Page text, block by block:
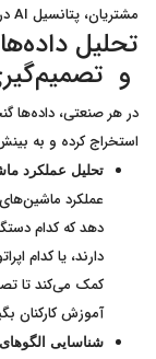
مشتریان، پتانسیل AI در این صنعت واقعاً بی‌حد و حصر است.
و
استخراج کرده و به
تحلیل عملکرد
عملکرد
دهد که کدام
دارند، یا کدام
کمک می‌کند تا
آموزش کارکنان
شناسایی